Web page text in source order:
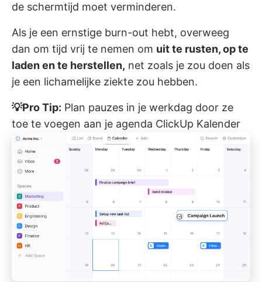
de schermtijd moet verminderen.
Als je een ernstige burn-out hebt, overweeg
dan om tijd vrij te nemen om uit te rusten, op te
laden en te herstellen, net zoals je zou doen als
je een lichamelijke ziekte zou hebben.
💡Pro Tip: Plan pauzes in je werkdag door ze
toe te voegen aan je agenda ClickUp Kalender